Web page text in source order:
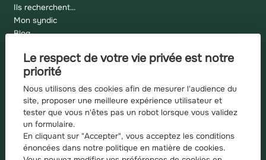
Le respect de votre vie privée est notre
priorité
Nous utilisons des cookies afin de mesurer l'audience du
site, proposer une meilleure expérience utilisateur et
tester que vous n'êtes pas un robot lorsque vous validez
un formulaire.
En cliquant sur "Accepter", vous acceptez les conditions
énoncées dans notre politique en matière de cookies.
Ils recherchent...
Mon syndic
Blog
Mentions légales
Barème d'honoraires
Recherches fréquentes
Appartement à vendre à Grenoble